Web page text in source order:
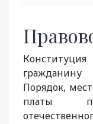
Порядок,
платы